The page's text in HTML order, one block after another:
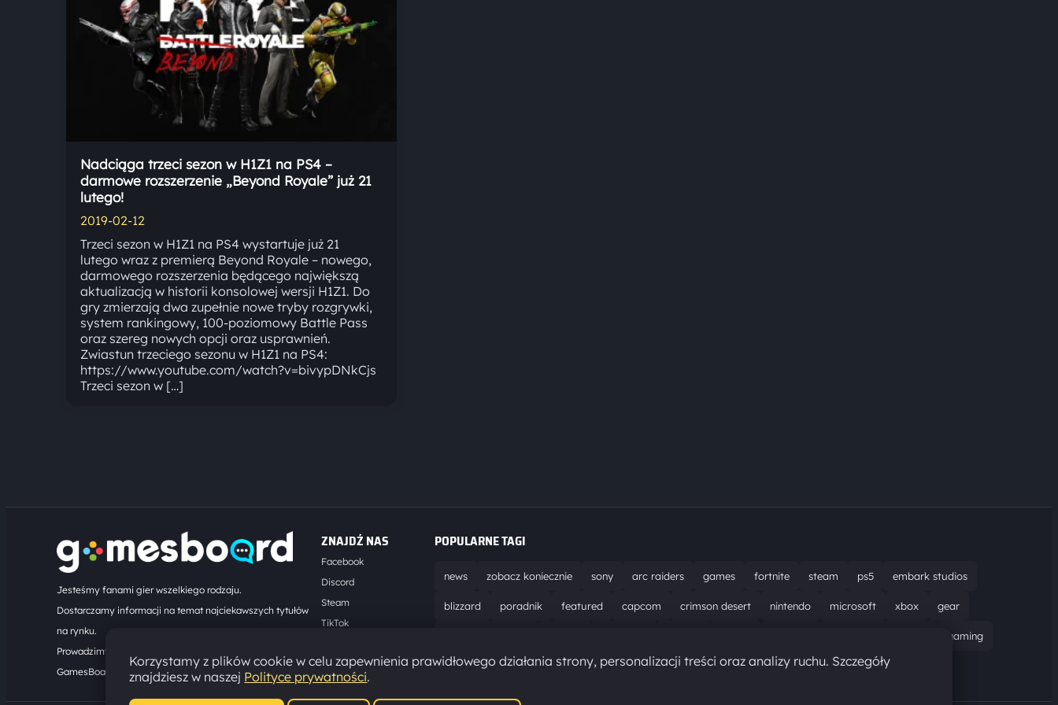
Nadciąga trzeci sezon w H1Z1 na PS4 –
darmowe rozszerzenie „Beyond Royale” już 21
lutego!
2019-02-12
Trzeci sezon w H1Z1 na PS4 wystartuje już 21
lutego wraz z premierą Beyond Royale – nowego,
darmowego rozszerzenia będącego największą
aktualizacją w historii konsolowej wersji H1Z1. Do
gry zmierzają dwa zupełnie nowe tryby rozgrywki,
system rankingowy, 100-poziomowy Battle Pass
oraz szereg nowych opcji oraz usprawnień.
Zwiastun trzeciego sezonu w H1Z1 na PS4:
https://www.youtube.com/watch?v=bivypDNkCjs
Trzeci sezon w […]
Jesteśmy fanami gier wszelkiego rodzaju.
Dostarczamy informacji na temat najciekawszych tytułów
na rynku.
Prowadzimy turnieje online. Działamy od 2008 roku.
GamesBoard.pl © 2026
ZNAJDŹ NAS
Facebook
Discord
Steam
TikTok
POPULARNE TAGI
news zobacz koniecznie sony arc raiders games fortnite steam ps5 embark studios
blizzard poradnik featured capcom crimson desert nintendo microsoft xbox gear
gaming
aktualizacja pc epic games hytale
Korzystamy z plików cookie w celu zapewnienia prawidłowego działania strony, personalizacji treści oraz analizy ruchu. Szczegóły
znajdziesz w naszej Polityce prywatności.